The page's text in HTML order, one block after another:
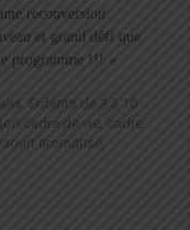
reconversion
et grand défi que
programme !!! «
Enfants de 3 à 10
cadre de vie cadre
aromatisé